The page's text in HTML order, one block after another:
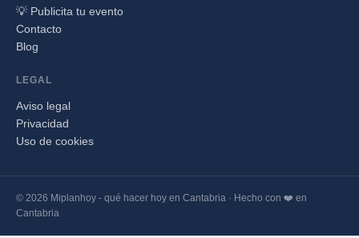
💡 Publicita tu evento
Contacto
Blog
LEGAL
Aviso legal
Privacidad
Uso de cookies
© 2026 Miplanhoy - qué hacer hoy en Cantabria · Hecho con ❤️ en
Cantabria